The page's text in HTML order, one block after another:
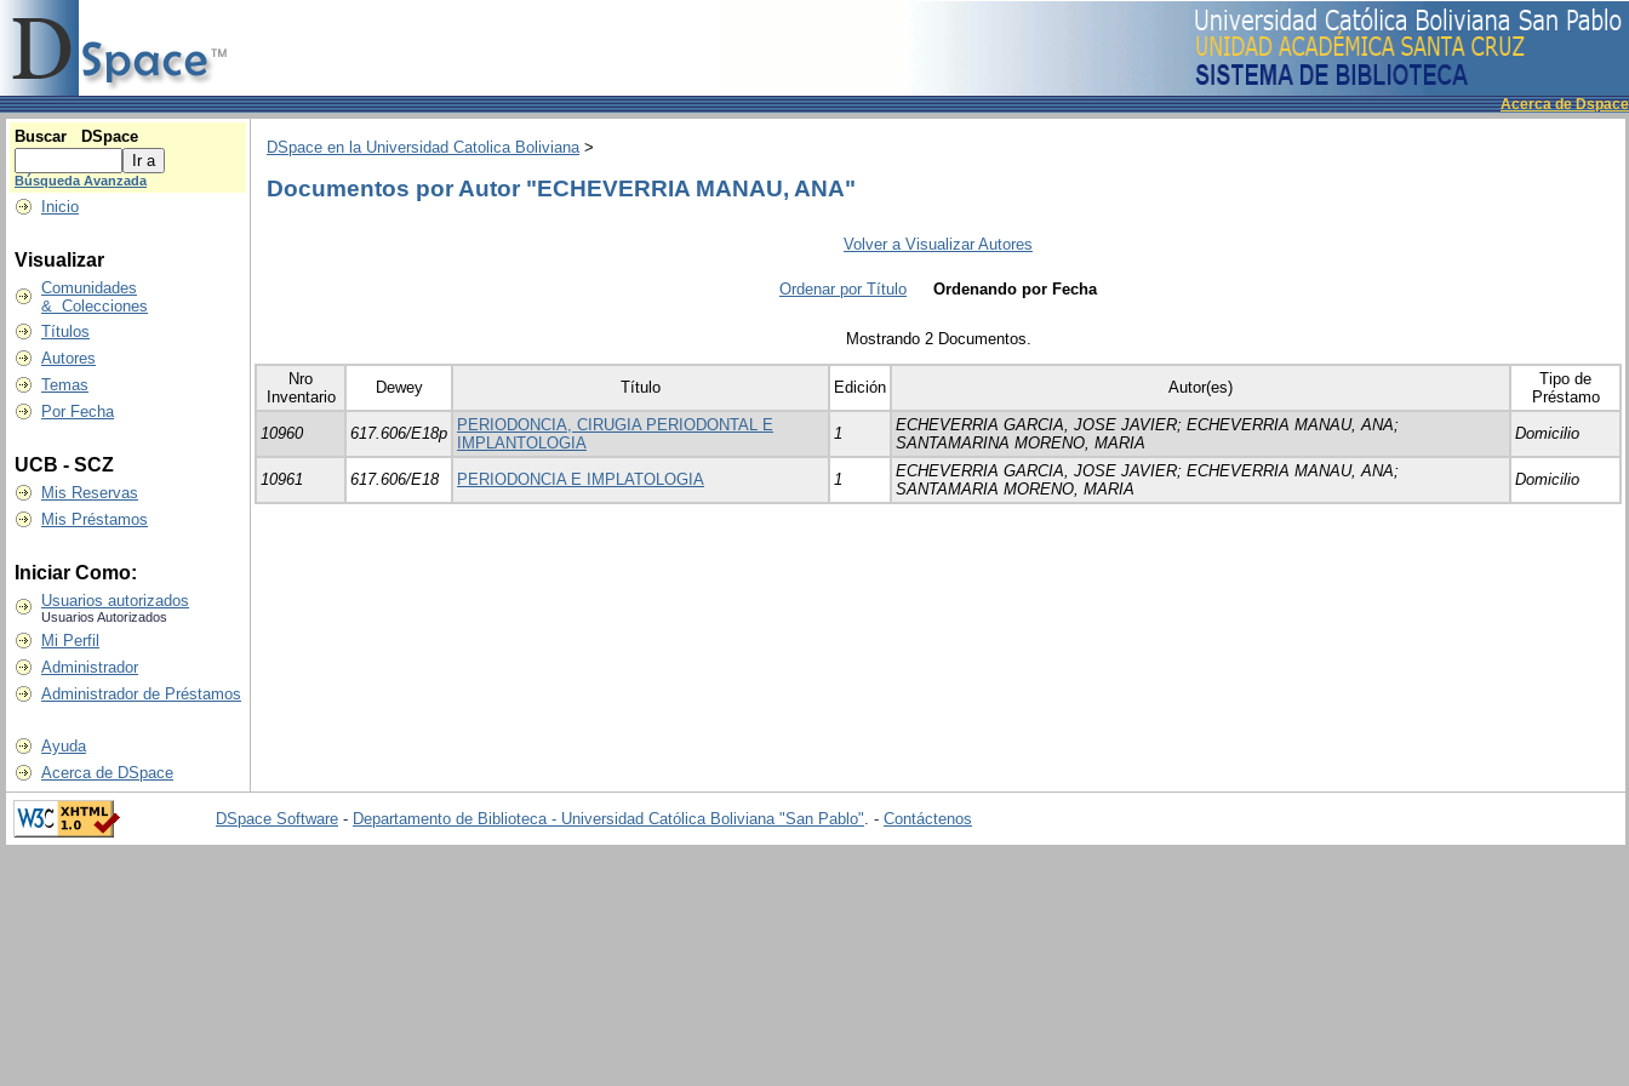
Acerca de Dspace
Buscar DSpace
Búsqueda Avanzada
Inicio
Visualizar
Comunidades
& Colecciones
Títulos
Autores
Temas
Por Fecha
UCB - SCZ
Mis Reservas
Mis Préstamos
Iniciar Como:
Usuarios autorizados
Usuarios Autorizados
Mi Perfil
Administrador
Administrador de Préstamos
Ayuda
Acerca de DSpace
DSpace en la Universidad Catolica Boliviana>
Documentos por Autor "ECHEVERRIA MANAU, ANA"
Volver a Visualizar Autores
Ordenar por Título Ordenando por Fecha
Mostrando 2 Documentos.
Nro
Inventario
Dewey Título Edición Autor(es)
Tipo de
Préstamo
10960
617.606/E18p
PERIODONCIA, CIRUGIA PERIODONTAL E
IMPLANTOLOGIA
1
ECHEVERRIA GARCIA, JOSE JAVIER; ECHEVERRIA MANAU, ANA;
SANTAMARINA MORENO, MARIA
Domicilio
10961 617.606/E18 PERIODONCIA E IMPLATOLOGIA 1
ECHEVERRIA GARCIA, JOSE JAVIER; ECHEVERRIA MANAU, ANA;
SANTAMARIA MORENO, MARIA
Domicilio
DSpace Software - Departamento de Biblioteca - Universidad Católica Boliviana "San Pablo". - Contáctenos